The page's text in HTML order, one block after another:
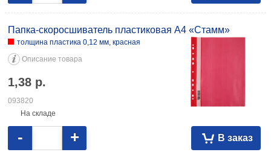
Папка-скоросшиватель пластиковая А4 «Стамм»
толщина пластика 0,12 мм, красная
Описание товара
1,38 р.
093820
На складе
В заказ
- +